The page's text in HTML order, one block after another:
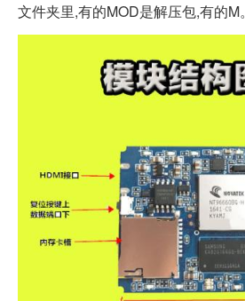
文件夹里,有的MOD是解压包,有的M。